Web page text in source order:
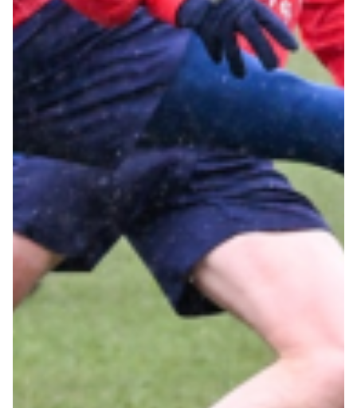
Robe di Kappa x Genoa
Vintage Collection
Red&Blue Voices
Accessori
Party
Outlet